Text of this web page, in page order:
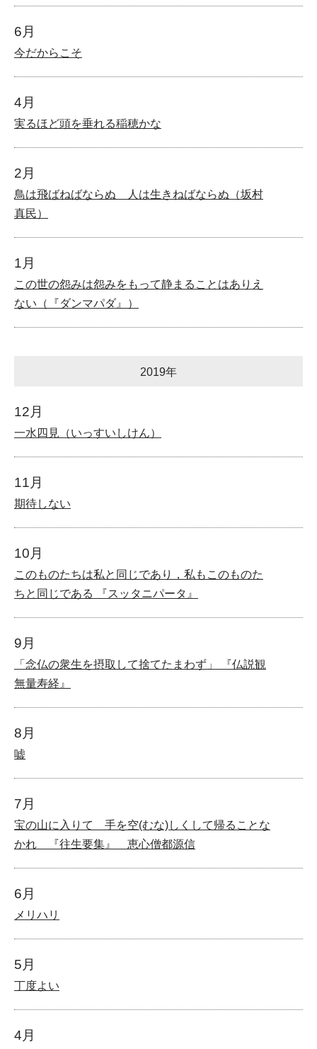
6月
今だからこそ
4月
実るほど頭を垂れる稲穂かな
2月
鳥は飛ばねばならぬ 人は生きねばならぬ（坂村
真民）
1月
この世の怨みは怨みをもって静まることはありえ
ない（『ダンマパダ』）
2019年
12月
一水四見（いっすいしけん）
11月
期待しない
10月
このものたちは私と同じであり，私もこのものた
ちと同じである 『スッタニパータ』
9月
「念仏の衆生を摂取して捨てたまわず」 『仏説観
無量寿経』
8月
嘘
7月
宝の山に入りて 手を空(むな)しくして帰ることな
かれ 『往生要集』 恵心僧都源信
6月
メリハリ
5月
丁度よい
4月